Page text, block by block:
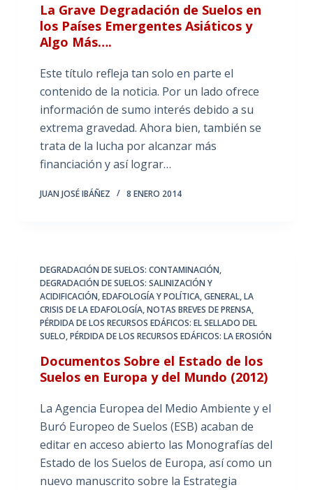
La Grave Degradación de Suelos en
los Países Emergentes Asiáticos y
Algo Más….
Este título refleja tan solo en parte el
contenido de la noticia. Por un lado ofrece
información de sumo interés debido a su
extrema gravedad. Ahora bien, también se
trata de la lucha por alcanzar más
financiación y así lograr…
JUAN JOSÉ IBÁÑEZ 8 ENERO 2014
DEGRADACIÓN DE SUELOS: CONTAMINACIÓN,
DEGRADACIÓN DE SUELOS: SALINIZACIÓN Y
ACIDIFICACIÓN,EDAFOLOGÍA Y POLÍTICA,GENERAL,LA
CRISIS DE LA EDAFOLOGÍA,NOTAS BREVES DE PRENSA,
PÉRDIDA DE LOS RECURSOS EDÁFICOS: EL SELLADO DEL
SUELO,PÉRDIDA DE LOS RECURSOS EDÁFICOS: LA EROSIÓN
Documentos Sobre el Estado de los
Suelos en Europa y del Mundo (2012)
La Agencia Europea del Medio Ambiente y el
Buró Europeo de Suelos (ESB) acaban de
editar en acceso abierto las Monografías del
Estado de los Suelos de Europa, así como un
nuevo manuscrito sobre la Estrategia